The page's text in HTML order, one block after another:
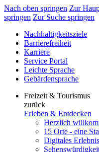
Nach oben springen Zur
springen Zur Suche springen
Nachhaltigkeitsziele
Barrierefreiheit
Karriere
Service Portal
Leichte Sprache
Gebärdensprache
Freizeit & Tourismus
zurück
Erleben & Entdecken
Herzlich
15 Orte - eine
Digitales